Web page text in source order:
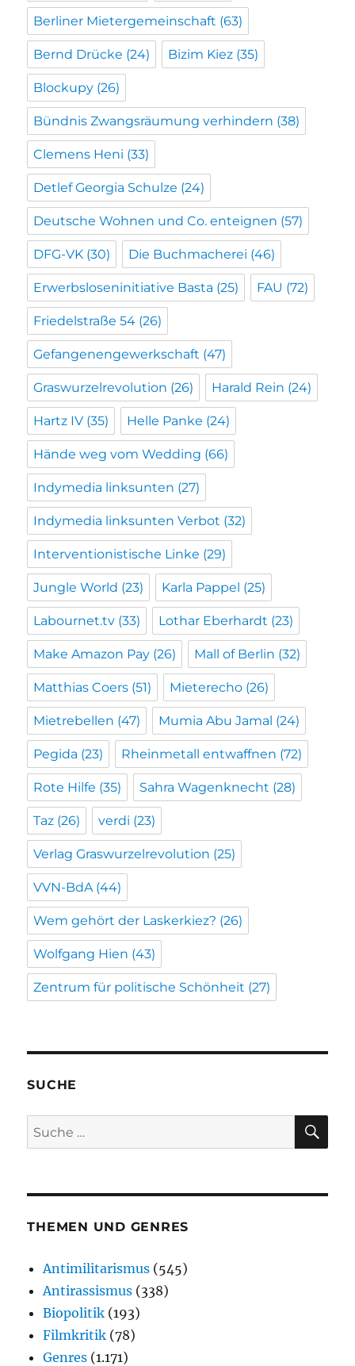
Berliner Mietergemeinschaft (63)
Bernd Drücke (24) Bizim Kiez (35)
Blockupy (26)
Bündnis Zwangsräumung verhindern (38)
Clemens Heni (33)
Detlef Georgia Schulze (24)
Deutsche Wohnen und Co. enteignen (57)
DFG-VK (30) Die Buchmacherei (46)
Erwerbsloseninitiative Basta (25) FAU (72)
Friedelstraße 54 (26)
Gefangenengewerkschaft (47)
Graswurzelrevolution (26) Harald Rein (24)
Hartz IV (35) Helle Panke (24)
Hände weg vom Wedding (66)
Indymedia linksunten (27)
Indymedia linksunten Verbot (32)
Interventionistische Linke (29)
Jungle World (23) Karla Pappel (25)
Labournet.tv (33) Lothar Eberhardt (23)
Make Amazon Pay (26) Mall of Berlin (32)
Matthias Coers (51) Mieterecho (26)
Mietrebellen (47) Mumia Abu Jamal (24)
Pegida (23) Rheinmetall entwaffnen (72)
Rote Hilfe (35) Sahra Wagenknecht (28)
Taz (26) verdi (23)
Verlag Graswurzelrevolution (25)
VVN-BdA (44)
Wem gehört der Laskerkiez? (26)
Wolfgang Hien (43)
Zentrum für politische Schönheit (27)
SUCHE
Suche
nach:
THEMEN UND GENRES
Antimilitarismus (545)
Antirassismus (338)
Biopolitik (193)
Filmkritik (78)
Genres (1.171)